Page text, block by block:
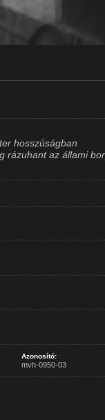
hosszúságban
rázuhant az állami
Azonosító:
mvh-0950-03